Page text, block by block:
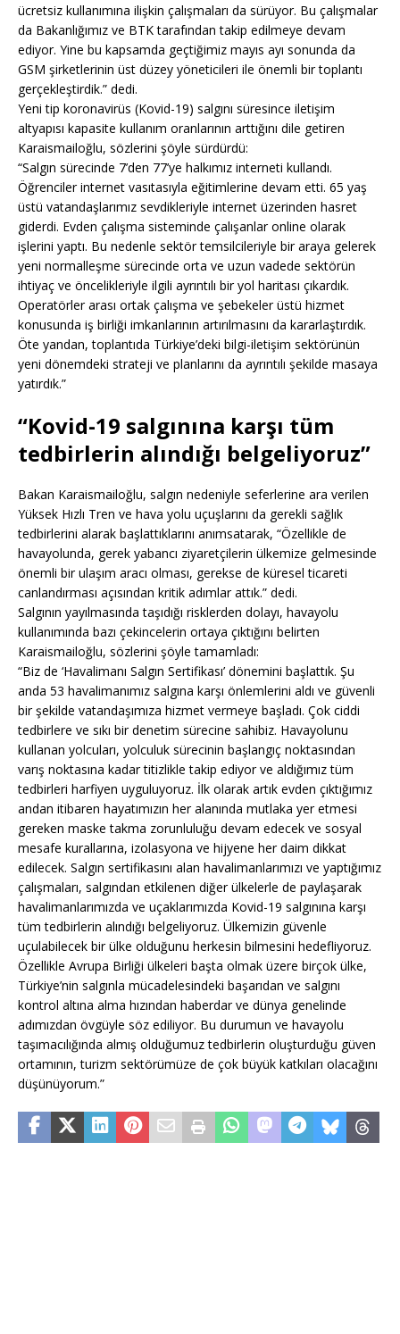
ücretsiz kullanımına ilişkin çalışmaları da sürüyor. Bu çalışmalar
da Bakanlığımız ve BTK tarafından takip edilmeye devam
ediyor. Yine bu kapsamda geçtiğimiz mayıs ayı sonunda da
GSM şirketlerinin üst düzey yöneticileri ile önemli bir toplantı
gerçekleştirdik.” dedi.
Yeni tip koronavirüs (Kovid-19) salgını süresince iletişim
altyapısı kapasite kullanım oranlarının arttığını dile getiren
Karaismailoğlu, sözlerini şöyle sürdürdü:
“Salgın sürecinde 7’den 77’ye halkımız interneti kullandı.
Öğrenciler internet vasıtasıyla eğitimlerine devam etti. 65 yaş
üstü vatandaşlarımız sevdikleriyle internet üzerinden hasret
giderdi. Evden çalışma sisteminde çalışanlar online olarak
işlerini yaptı. Bu nedenle sektör temsilcileriyle bir araya gelerek
yeni normalleşme sürecinde orta ve uzun vadede sektörün
ihtiyaç ve öncelikleriyle ilgili ayrıntılı bir yol haritası çıkardık.
Operatörler arası ortak çalışma ve şebekeler üstü hizmet
konusunda iş birliği imkanlarının artırılmasını da kararlaştırdık.
Öte yandan, toplantıda Türkiye’deki bilgi-iletişim sektörünün
yeni dönemdeki strateji ve planlarını da ayrıntılı şekilde masaya
yatırdık.”
“Kovid-19 salgınına karşı tüm
tedbirlerin alındığı belgeliyoruz”
Bakan Karaismailoğlu, salgın nedeniyle seferlerine ara verilen
Yüksek Hızlı Tren ve hava yolu uçuşlarını da gerekli sağlık
tedbirlerini alarak başlattıklarını anımsatarak, “Özellikle de
havayolunda, gerek yabancı ziyaretçilerin ülkemize gelmesinde
önemli bir ulaşım aracı olması, gerekse de küresel ticareti
canlandırması açısından kritik adımlar attık.” dedi.
Salgının yayılmasında taşıdığı risklerden dolayı, havayolu
kullanımında bazı çekincelerin ortaya çıktığını belirten
Karaismailoğlu, sözlerini şöyle tamamladı:
“Biz de ‘Havalimanı Salgın Sertifikası’ dönemini başlattık. Şu
anda 53 havalimanımız salgına karşı önlemlerini aldı ve güvenli
bir şekilde vatandaşımıza hizmet vermeye başladı. Çok ciddi
tedbirlere ve sıkı bir denetim sürecine sahibiz. Havayolunu
kullanan yolcuları, yolculuk sürecinin başlangıç noktasından
varış noktasına kadar titizlikle takip ediyor ve aldığımız tüm
tedbirleri harfiyen uyguluyoruz. İlk olarak artık evden çıktığımız
andan itibaren hayatımızın her alanında mutlaka yer etmesi
gereken maske takma zorunluluğu devam edecek ve sosyal
mesafe kurallarına, izolasyona ve hijyene her daim dikkat
edilecek. Salgın sertifikasını alan havalimanlarımızı ve yaptığımız
çalışmaları, salgından etkilenen diğer ülkelerle de paylaşarak
havalimanlarımızda ve uçaklarımızda Kovid-19 salgınına karşı
tüm tedbirlerin alındığı belgeliyoruz. Ülkemizin güvenle
uçulabilecek bir ülke olduğunu herkesin bilmesini hedefliyoruz.
Özellikle Avrupa Birliği ülkeleri başta olmak üzere birçok ülke,
Türkiye’nin salgınla mücadelesindeki başarıdan ve salgını
kontrol altına alma hızından haberdar ve dünya genelinde
adımızdan övgüyle söz ediliyor. Bu durumun ve havayolu
taşımacılığında almış olduğumuz tedbirlerin oluşturduğu güven
ortamının, turizm sektörümüze de çok büyük katkıları olacağını
düşünüyorum.”